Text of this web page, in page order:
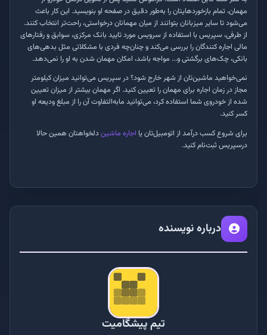
مهمان، تمام بازخوردهایتان را به‌طور دقیق در صفحه او بنویسید. این کار باعث
می‌شود تا سایر میزبانان بتوانند از میان مهمانان درخواستی، راحت‌تر انتخاب کنند.
از طرفی، سپریس با استفاده از سرویس مورد تایید بانک مرکزی، سوابق و رفتارهای
مالی اجاره‌ کنندگان را بررسی می‌کند و چنان‌چه فردی با مشکلاتی مثل بدهی‌های
بانکی، چک‌های برگشتی و... مواجه باشد، امکان مهمان شدن به او را نمی‌دهد.
نمی‌خواهید ماشین‌تان از شهر خارج شود؟ در سپریس می‌توانید میزان کیلومتر
مجاز در زمان اجاره برای مهمان را تعیین کنید. اگر مهمان بیشتر از میزان تعیین
شده از خودروی شما استفاده کرد، می‌توانید مابه‌التفاوت آن را از مبلغ ودیعه او
کسر کنید.
برای شروع کسب درآمد از اتومبیل‌تان یا اجاره ماشیندلخواهتان همین حالا
درسپریس ثبت‌نام کنید.
درباره نویسنده
تیم پیشگامیت